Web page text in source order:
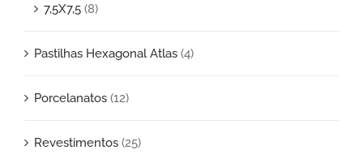
7,5X7,5 (8)
Pastilhas Hexagonal Atlas (4)
Porcelanatos (12)
Revestimentos (25)